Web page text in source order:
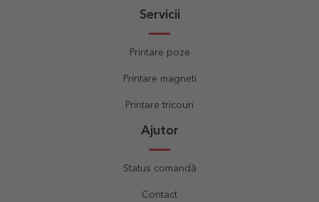
Servicii
Printare poze
Printare magneti
Printare tricouri
Ajutor
Status comandă
Contact